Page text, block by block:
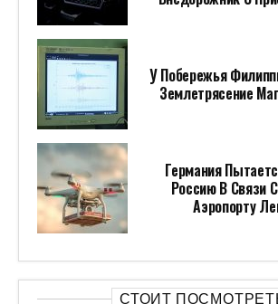
У Побережья
Землетрясение
Германия
Россию В Связи
Аэропорту
СТОИТ